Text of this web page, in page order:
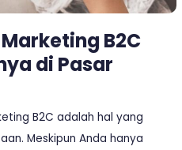
B2C
di Pasar
B2C adalah hal yang
Meskipun Anda hanya